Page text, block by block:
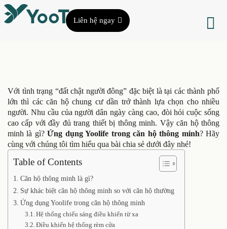
Liên hệ ngay
Với tình trạng “đất chật người đông” đặc biệt là tại các thành phố
lớn thì các căn hộ chung cư dần trở thành lựa chọn cho nhiều
người. Nhu cầu của người dân ngày càng cao, đòi hỏi cuộc sống
cao cấp với đầy đủ trang thiết bị thông minh. Vậy căn hộ thông
minh là gì?Ứng dụng Yoolife trong căn hộ thông minh? Hãy
cùng với chúng tôi tìm hiểu qua bài chia sẻ dưới đây nhé!
Table of Contents
Căn hộ thông minh là gì?
Sự khác biệt căn hộ thông minh so với căn hộ thường
Ứng dụng Yoolife trong căn hộ thông minh
Hệ thống chiếu sáng điều khiển từ xa
Điều khiển hệ thống rèm cửa